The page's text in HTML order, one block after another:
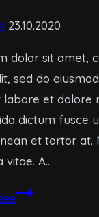
23.10.2020
dolor sit amet,
sed do
labore et dolore
dictum fusce
et tortor at.
vitae. A…
Et